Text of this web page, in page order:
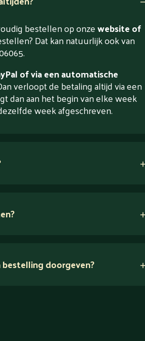
bestellen op onzewebsite of
Dat kan natuurlijk ook van
of via een automatische
verloopt de betaling altijd via een
dan aan het begin van elke week
week afgeschreven.
doorgeven?